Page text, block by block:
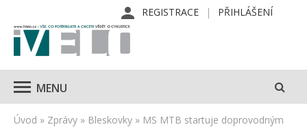
REGISTRACE PŘIHLÁŠENÍ
MENU
Úvod » Zprávy » Bleskovky » MS MTB startuje doprovodným